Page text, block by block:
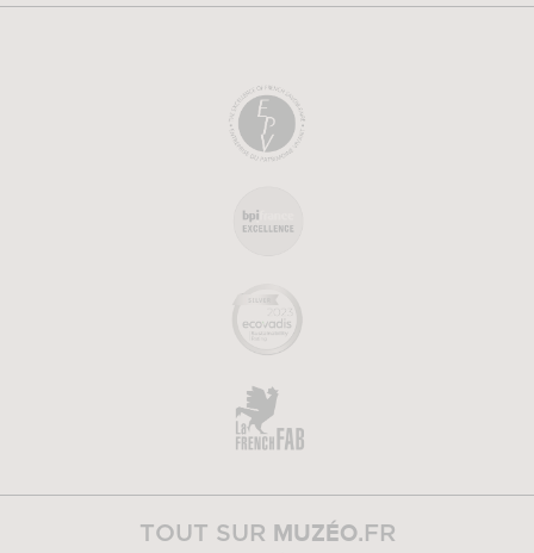
TOUT SUR MUZÉO.FR